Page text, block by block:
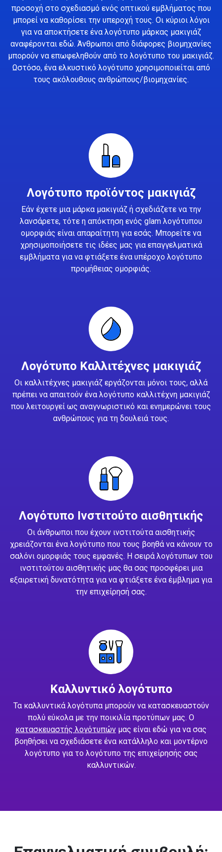
προσοχή στο σχεδιασμό ενός οπτικού εμβλήματος που
μπορεί να καθορίσει την υπεροχή τους. Οι κύριοι λόγοι
για να αποκτήσετε ένα λογότυπο μάρκας μακιγιάζ
αναφέρονται εδώ. Άνθρωποι από διάφορες βιομηχανίες
μπορούν να επωφεληθούν από το λογότυπο του μακιγιάζ.
Ωστόσο, ένα ελκυστικό λογότυπο χρησιμοποιείται από
τους ακόλουθους ανθρώπους/βιομηχανίες.
Λογότυπο προϊόντος μακιγιάζ
Εάν έχετε μια μάρκα μακιγιάζ ή σχεδιάζετε να την
λανσάρετε, τότε η απόκτηση ενός glam λογότυπου
ομορφιάς είναι απαραίτητη για εσάς. Μπορείτε να
χρησιμοποιήσετε τις ιδέες μας για επαγγελματικά
εμβλήματα για να φτιάξετε ένα υπέροχο λογότυπο
προμήθειας ομορφιάς.
Λογότυπο Καλλιτέχνες μακιγιάζ
Οι καλλιτέχνες μακιγιάζ εργάζονται μόνοι τους, αλλά
πρέπει να απαιτούν ένα λογότυπο καλλιτέχνη μακιγιάζ
που λειτουργεί ως αναγνωριστικό και ενημερώνει τους
ανθρώπους για τη δουλειά τους.
Λογότυπο Ινστιτούτο αισθητικής
Οι άνθρωποι που έχουν ινστιτούτα αισθητικής
χρειάζονται ένα λογότυπο που τους βοηθά να κάνουν το
σαλόνι ομορφιάς τους εμφανές. Η σειρά λογότυπων του
ινστιτούτου αισθητικής μας θα σας προσφέρει μια
εξαιρετική δυνατότητα για να φτιάξετε ένα έμβλημα για
την επιχείρησή σας.
Καλλυντικό λογότυπο
Τα καλλυντικά λογότυπα μπορούν να κατασκευαστούν
πολύ εύκολα με την ποικιλία προτύπων μας. Ο
κατασκευαστής λογότυπών μας είναι εδώ για να σας
βοηθήσει να σχεδιάσετε ένα κατάλληλο και μοντέρνο
λογότυπο για το λογότυπο της επιχείρησής σας
καλλυντικών.